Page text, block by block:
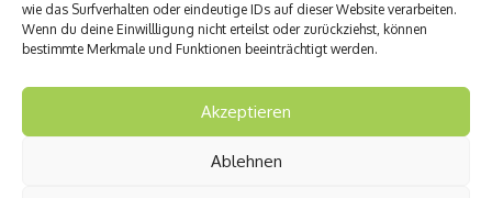
wie das Surfverhalten oder eindeutige IDs auf dieser Website verarbeiten.
Wenn du deine Einwillligung nicht erteilst oder zurückziehst, können
bestimmte Merkmale und Funktionen beeinträchtigt werden.
Akzeptieren
Ablehnen
Welches Ashwagandha sollte ich kaufen?
Stuhlgang – wie oft ist eigentlich normal?